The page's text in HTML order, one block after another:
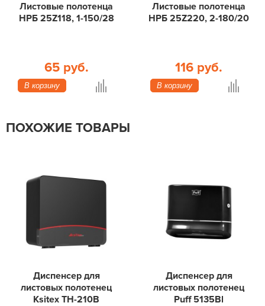
Листовые полотенца
НРБ 25Z118, 1-150/28
65 руб.
В корзину
Листовые полотенца
НРБ 25Z220, 2-180/20
116 руб.
В корзину
ПОХОЖИЕ ТОВАРЫ
Диспенсер для
листовых полотенец
Ksitex TH-210B
Диспенсер для
листовых полотенец
Puff 5135Bl